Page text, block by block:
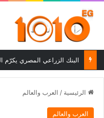
الرئيسية / العرب والعالم
العرب والعالم